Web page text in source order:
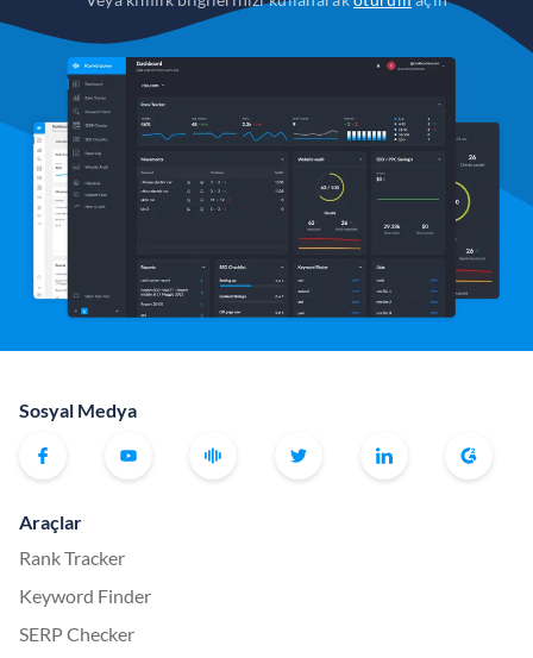
Sosyal Medya
Araçlar
Rank Tracker
Keyword Finder
SERP Checker